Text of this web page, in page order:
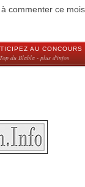
commenter ce
AU CONCOURS
Top du Blabla - plus d'infos